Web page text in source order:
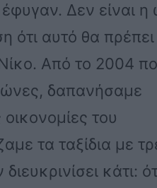
Δεν είναι η
αυτό θα
Από το 2004
δαπανήσαμε
του
τα ταξίδια με
κάτι: